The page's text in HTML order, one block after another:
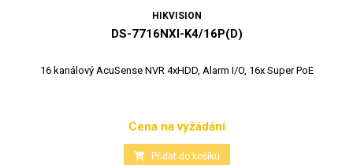
HIKVISION
DS-7716NXI-K4/16P(D)
16 kanálový AcuSense NVR 4xHDD, Alarm I/O, 16x Super PoE
Cena
Cena na vyžádání
 Přidat do košíku